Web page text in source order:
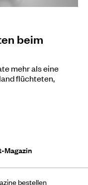
beim
mehr als eine
flüchteten,
Magazin
bestellen